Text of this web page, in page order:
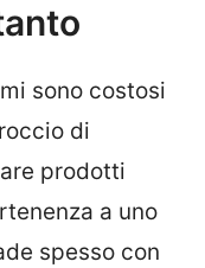
sono costosi
di
prodotti
a uno
spesso con